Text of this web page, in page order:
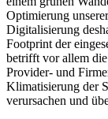
Optimierung
Digitalisierung
Footprint der
betrifft vor allem
Provider- und
Klimatisierung der
verursachen und